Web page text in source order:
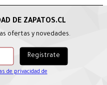
ofertas y novedades.
de privacidad de